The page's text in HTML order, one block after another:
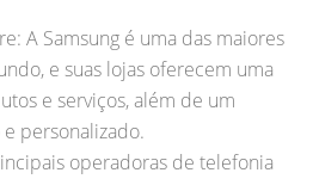
A Samsung é uma das maiores
e suas lojas oferecem uma
e serviços, além de um
personalizado.
operadoras de telefonia